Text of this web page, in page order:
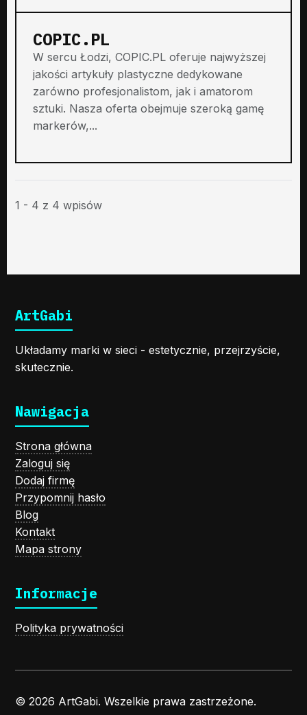
COPIC.PL
W sercu Łodzi, COPIC.PL oferuje najwyższej
jakości artykuły plastyczne dedykowane
zarówno profesjonalistom, jak i amatorom
sztuki. Nasza oferta obejmuje szeroką gamę
markerów,...
1 - 4 z 4 wpisów
ArtGabi
Układamy marki w sieci - estetycznie, przejrzyście,
skutecznie.
Nawigacja
Strona główna
Zaloguj się
Dodaj firmę
Przypomnij hasło
Blog
Kontakt
Mapa strony
Informacje
Polityka prywatności
© 2026 ArtGabi. Wszelkie prawa zastrzeżone.